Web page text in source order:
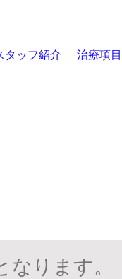
タッフ紹介 治療項目
なります。